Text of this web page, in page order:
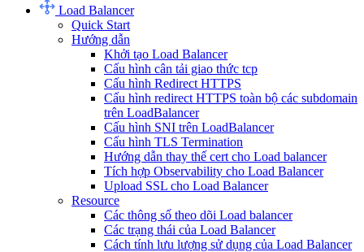
Load Balancer
Quick Start
Hướng dẫn
Khởi tạo Load Balancer
Cấu hình cân tải giao thức tcp
Cấu hình Redirect HTTPS
Cấu hình redirect HTTPS toàn bộ các subdomain
trên LoadBalancer
Cấu hình SNI trên LoadBalancer
Cấu hình TLS Termination
Hướng dẫn thay thế cert cho Load balancer
Tích hợp Observability cho Load Balancer
Upload SSL cho Load Balancer
Resource
Các thông số theo dõi Load balancer
Các trạng thái của Load Balancer
Cách tính lưu lượng sử dụng của Load Balancer